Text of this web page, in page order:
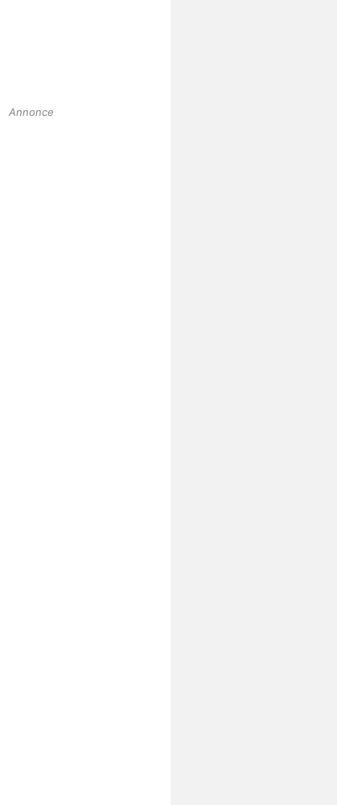
Annonce